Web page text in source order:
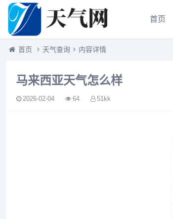
首页
首页 天气查询 内容详情
马来西亚天气怎么样
2026-02-04 64 51kk